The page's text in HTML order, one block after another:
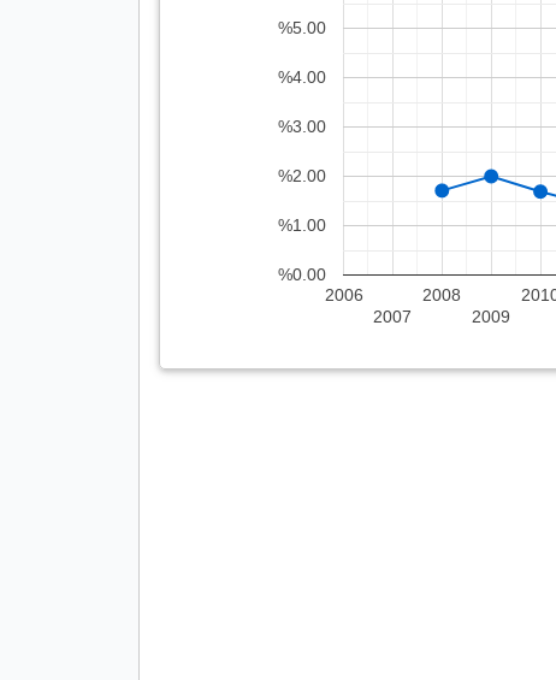
2006
2007
2008
2009
%0.00
%1.00
%2.00
%3.00
%4.00
%5.00